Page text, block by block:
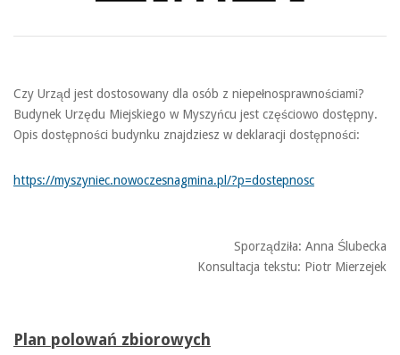
Czy Urząd jest dostosowany dla osób z niepełnosprawnościami?
Budynek Urzędu Miejskiego w Myszyńcu jest częściowo dostępny.
Opis dostępności budynku znajdziesz w deklaracji dostępności:
https://myszyniec.nowoczesnagmina.pl/?p=dostepnosc
Sporządziła: Anna Ślubecka
Konsultacja tekstu: Piotr Mierzejek
Plan polowań zbiorowych